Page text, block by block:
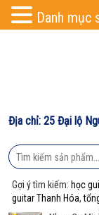
Địa chỉ: 25 Đại lộ
Gợi ý tìm kiếm: học
guitar Thanh Hóa,
Danh mục